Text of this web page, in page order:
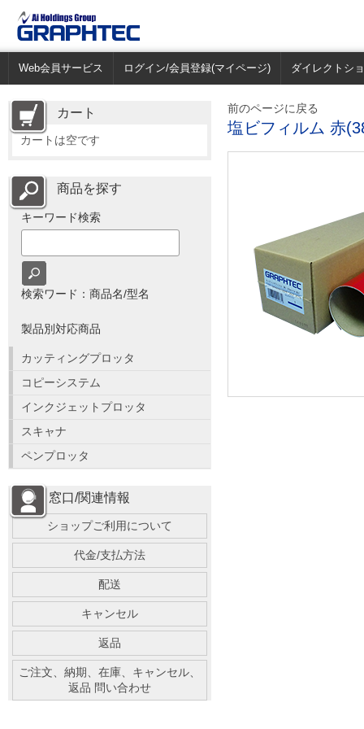
Web会員サービス ログイン/会員登録(マイページ) ダイレクトシ
前のページに戻る
塩ビフィルム 赤
カート
カートは空です
商品を探す
キーワード検索
検索ワード：商品名/型名
製品別対応商品
カッティングプロッタ
コピーシステム
インクジェットプロッタ
スキャナ
ペンプロッタ
窓口/関連情報
ショップご利用について
代金/支払方法
配送
キャンセル
返品
ご注文、納期、在庫、キャンセル、
返品 問い合わせ